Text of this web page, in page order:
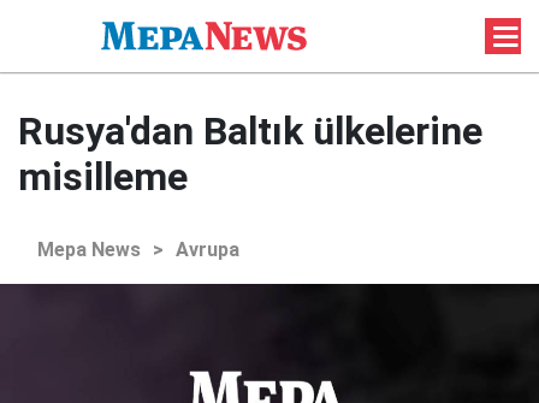
Rusya'dan Baltık ülkelerine
misilleme
Mepa News > Avrupa